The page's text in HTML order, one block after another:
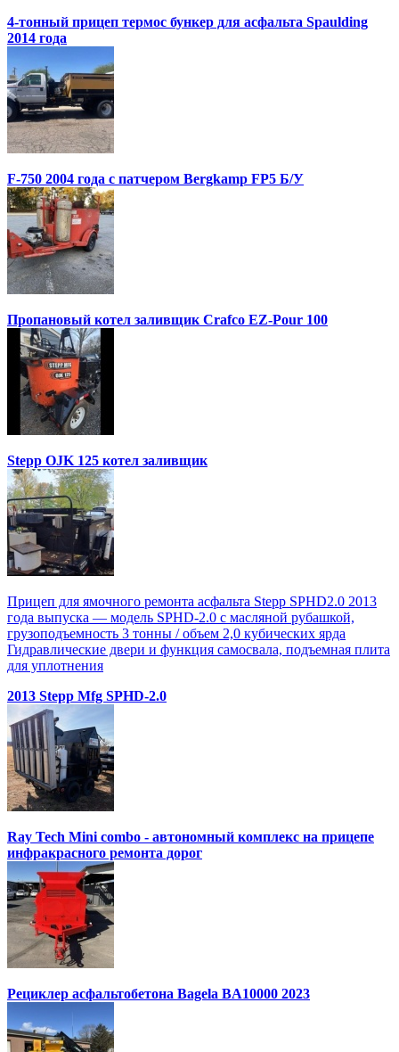
4-тонный прицеп термос бункер для асфальта Spaulding
2014 года
F-750 2004 года с патчером Bergkamp FP5 Б/У
Пропановый котел заливщик Crafco EZ-Pour 100
Stepp OJK 125 котел заливщик
Прицеп для ямочного ремонта асфальта Stepp SPHD2.0 2013
года выпуска — модель SPHD-2.0 с масляной рубашкой,
грузоподъемность 3 тонны / объем 2,0 кубических ярда
Гидравлические двери и функция самосвала, подъемная плита
для уплотнения
2013 Stepp Mfg SPHD-2.0
Ray Tech Mini combo - автономный комплекс на прицепе
инфракрасного ремонта дорог
Рециклер асфальтобетона Bagela BA10000 2023